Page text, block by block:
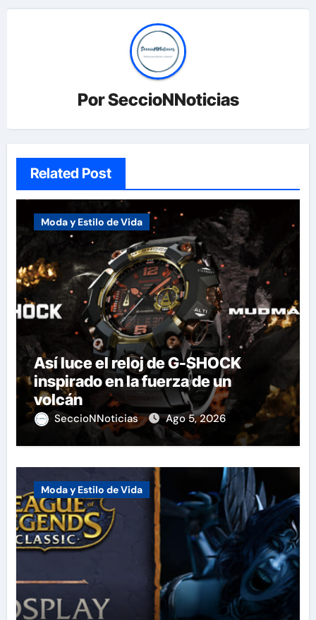
PorSeccioNNoticias
Related Post
Moda y Estilo de Vida
Así luce el reloj de G-SHOCK
inspirado en la fuerza de un
volcán
SeccioNNoticias Ago 5, 2026
Moda y Estilo de Vida